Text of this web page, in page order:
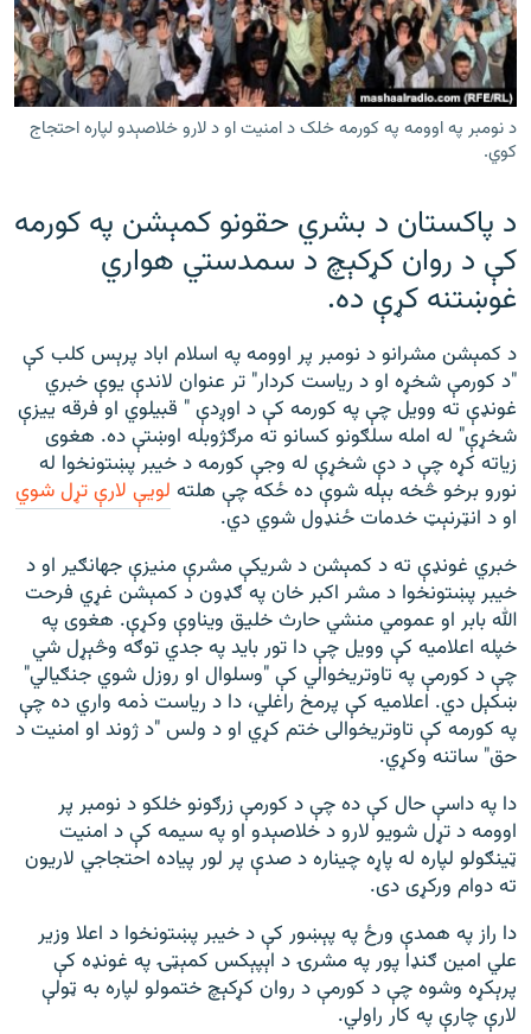
۱۴ ساعته راډیويي خپرونې
Gandhara
موږ وڅارئ
د ازادې اروپا راډیو ټولې ووبپاڼې
د نومبر په اوومه په کورمه خلک د امنیت او د لارو خلاصېدو لپاره احتجاج
کوي.
د پاکستان د بشري حقونو کمېشن په کورمه
کې د روان کړکېچ د سمدستي هواري
غوښتنه کړې ده.
د کمېشن مشرانو د نومبر پر اوومه په اسلام اباد پرېس کلب کې
"د کورمې شخړه او د رياست کردار" تر عنوان لاندې يوې خبري
غونډې ته وويل چې په کورمه کې د اوږدې " قبيلوي او فرقه يیزې
شخړې" له امله سلګونو کسانو ته مرګژوبله اوښتې ده. هغوی
زياته کړه چې د دې شخړې له وجې کورمه د خيبر پښتونخوا له
نورو برخو څخه بېله شوې ده ځکه چې هلته لويې لارې تړل شوي
او د انټرنېټ خدمات ځنډول شوي دي.
خبري غونډې ته د کمېشن د شريکې مشرې منيزې جهانګير او د
خيبر پښتونخوا د مشر اکبر خان په ګډون د کمېشن غړي فرحت
الله بابر او عمومي منشي حارث خليق ويناوې وکړې. هغوی په
خپله اعلاميه کې وويل چې دا تور بايد په جدي توګه وڅېړل شي
چې د کورمې په تاوتريخوالي کې "وسلوال او روزل شوي جنګيالي"
ښکېل دي. اعلاميه کې پرمخ راغلي، دا د رياست ذمه واري ده چې
په کورمه کې تاوتريخوالی ختم کړي او د ولس "د ژوند او امنیت د
حق" ساتنه وکړي.
دا په داسې حال کې ده چې د کورمې زرګونو خلکو د نومبر پر
اوومه د تړل شویو لارو د خلاصېدو او په سيمه کې د امنيت
ټينګولو لپاره له پاړه چيناره د صدې پر لور پياده احتجاجي لاریون
ته دوام ورکړی دی.
دا راز په همدې ورځ په پېښور کې د خيبر پښتونخوا د اعلا وزير
علي امين ګنډا پور په مشرۍ د اېپېکس کمېټۍ په غونډه کې
پرېکړه وشوه چې د کورمې د روان کړکېچ ختمولو لپاره به ټولې
لارې چارې په کار راولي.